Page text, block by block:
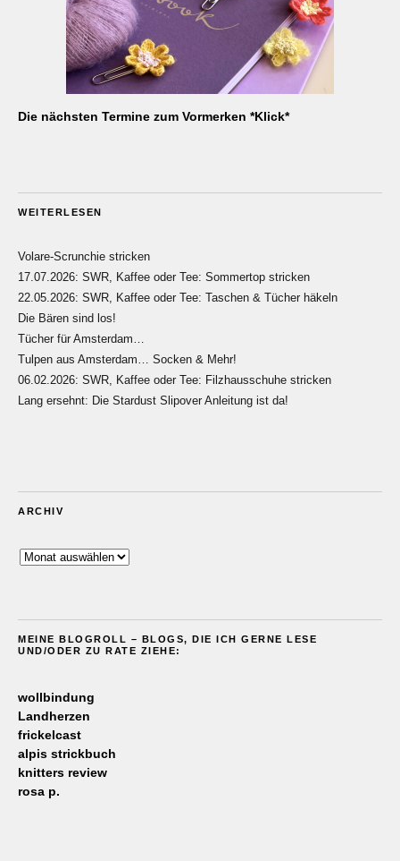
Die nächsten Termine zum Vormerken *Klick*
WEITERLESEN
Volare-Scrunchie stricken
17.07.2026: SWR, Kaffee oder Tee: Sommertop stricken
22.05.2026: SWR, Kaffee oder Tee: Taschen & Tücher häkeln
Die Bären sind los!
Tücher für Amsterdam…
Tulpen aus Amsterdam… Socken & Mehr!
06.02.2026: SWR, Kaffee oder Tee: Filzhausschuhe stricken
Lang ersehnt: Die Stardust Slipover Anleitung ist da!
ARCHIV
Archiv
MEINE BLOGROLL – BLOGS, DIE ICH GERNE LESE
UND/ODER ZU RATE ZIEHE:
wollbindung
Landherzen
frickelcast
alpis strickbuch
knitters review
rosa p.